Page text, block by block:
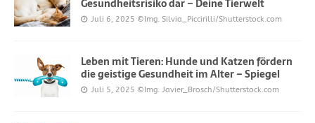
Gesundheitsrisiko dar – Deine Tierwelt
Juli 6, 2025 ©Img. Silvia_Piccirilli/Shutterstock.com
Leben mit Tieren: Hunde und Katzen fördern
die geistige Gesundheit im Alter – Spiegel
Juli 5, 2025 ©Img. Javier_Brosch/Shutterstock.com